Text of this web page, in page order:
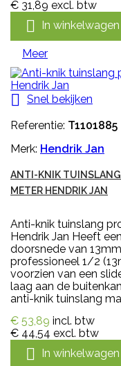
€ 31,89 excl. btw
 In winkelwagen
Meer
 Snel bekijken
Referentie: T1101885
Merk: Hendrik Jan
ANTI-KNIK TUINSLANG
METER HENDRIK JAN
Anti-knik tuinslang
Hendrik Jan Heeft
doorsnede van
professioneel 1/2
voorzien van een
laag aan de
anti-knik tuinslang
€ 53,89 incl. btw
€ 44,54 excl. btw
 In winkelwagen